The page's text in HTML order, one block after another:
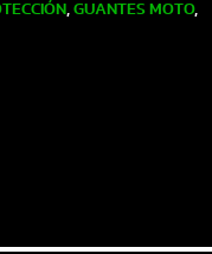
, GUANTES MOTO,